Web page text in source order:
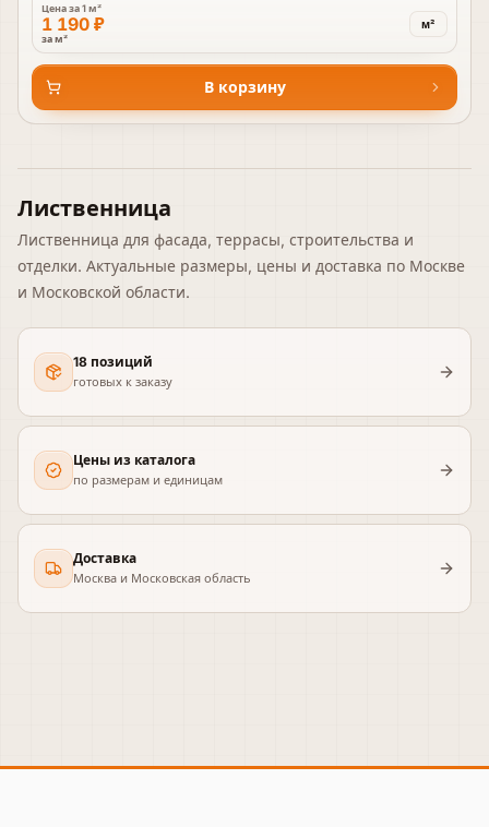
Цена за1 м²
1 190 ₽
за м²
м²
В корзину
Лиственница
Лиственница для фасада, террасы, строительства и
отделки. Актуальные размеры, цены и доставка по Москве
и Московской области.
18 позиций
готовых к заказу
Цены из каталога
по размерам и единицам
Доставка
Москва и Московская область